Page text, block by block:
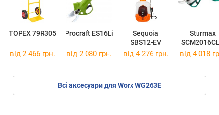
TOPEX 79R305 Procraft ES16Li
Sequoia
SBS12-EV
Sturmax
від 2 466 грн. від 2 080 грн. від 4 276 грн. від 4 018
Всі аксесуари для Worx WG263E